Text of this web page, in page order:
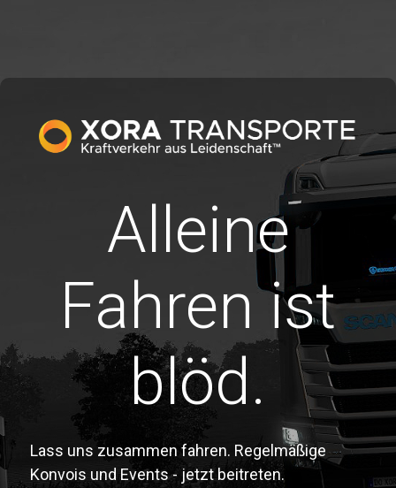
Alleine
Fahren ist
blöd.
Lass uns zusammen fahren. Regelmäßige
Konvois und Events - jetzt beitreten.